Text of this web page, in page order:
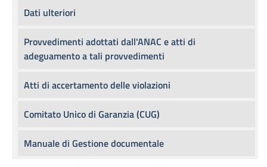
Dati ulteriori
Provvedimenti adottati dall'ANAC e atti di
adeguamento a tali provvedimenti
Atti di accertamento delle violazioni
Comitato Unico di Garanzia (CUG)
Manuale di Gestione documentale